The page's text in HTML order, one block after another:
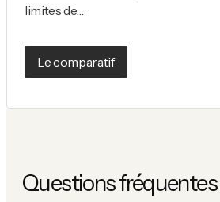
limites de…
Le comparatif
Questions fréquentes